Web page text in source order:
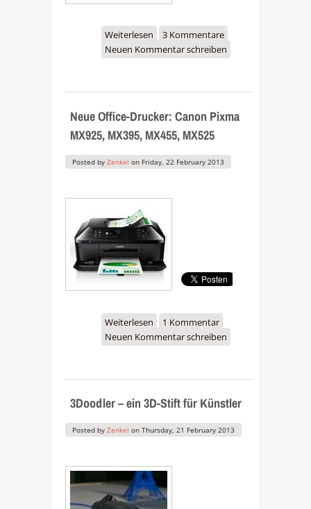
Weiterlesenüber Original
Druckerpatronen –
3 Kommentare
Neuen Kommentar schreiben
Neue Office-Drucker: Canon Pixma
MX925, MX395, MX455, MX525
Posted by Zenkel on Friday, 22 February 2013
Weiterlesenüber Neue Office-
Drucker: Canon Pixma
1 Kommentar
Neuen Kommentar schreiben
3Doodler – ein 3D-Stift für Künstler
Posted by Zenkel on Thursday, 21 February 2013